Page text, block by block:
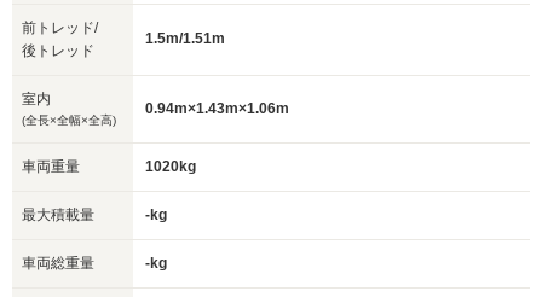
前トレッド/
後トレッド
1.5m/1.51m
室内
(全長×全幅×全高)
0.94m×1.43m×1.06m
車両重量 1020kg
最大積載量 -kg
車両総重量 -kg